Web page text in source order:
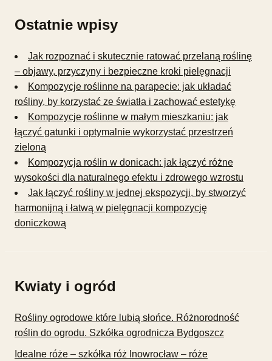
Ostatnie wpisy
Jak rozpoznać i skutecznie ratować przelaną roślinę
– objawy, przyczyny i bezpieczne kroki pielęgnacji
Kompozycje roślinne na parapecie: jak układać
rośliny, by korzystać ze światła i zachować estetykę
Kompozycje roślinne w małym mieszkaniu: jak
łączyć gatunki i optymalnie wykorzystać przestrzeń
zieloną
Kompozycja roślin w donicach: jak łączyć różne
wysokości dla naturalnego efektu i zdrowego wzrostu
Jak łączyć rośliny w jednej ekspozycji, by stworzyć
harmonijną i łatwą w pielęgnacji kompozycję
doniczkową
Kwiaty i ogród
Rośliny ogrodowe które lubią słońce. Różnorodność
roślin do ogrodu. Szkółka ogrodnicza Bydgoszcz
Idealne róże – szkółka róż Inowrocław – róże